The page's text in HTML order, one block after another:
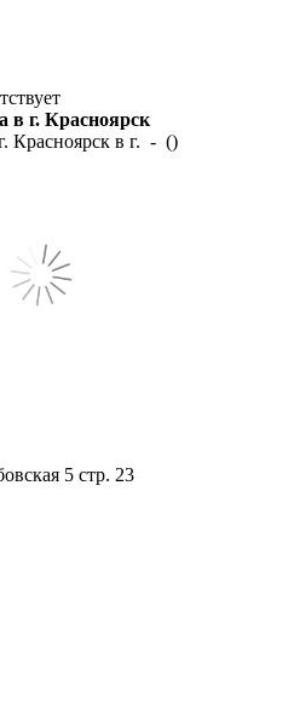
в г. Красноярск
Красноярск в г. - ()
5 стр. 23